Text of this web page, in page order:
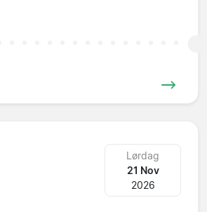
Lørdag
21 Nov
2026